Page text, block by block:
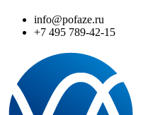
info@pofaze.ru
+7 495 789-42-15